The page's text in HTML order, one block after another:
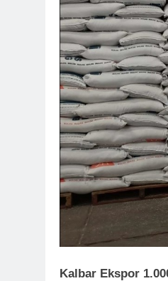
Kalbar Ekspor